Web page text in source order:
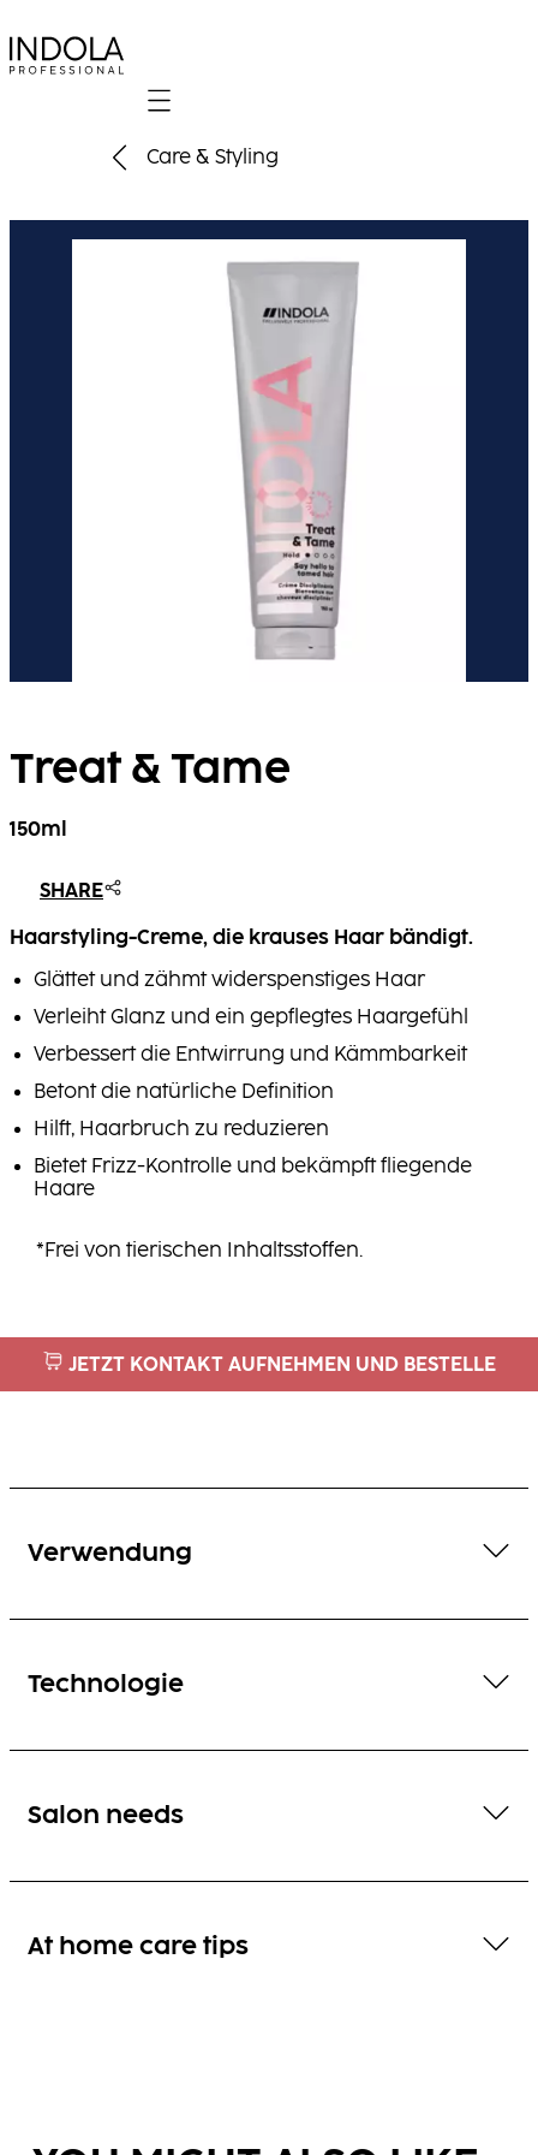
Mobile navigation
Care & Styling
Treat & Tame
150ml
SHARE
Haarstyling-Creme, die krauses Haar bändigt.
Glättet und zähmt widerspenstiges Haar
Verleiht Glanz und ein gepflegtes Haargefühl
Verbessert die Entwirrung und Kämmbarkeit
Betont die natürliche Definition
Hilft, Haarbruch zu reduzieren
Bietet Frizz-Kontrolle und bekämpft fliegende
Haare
*Frei von tierischen Inhaltsstoffen.
JETZT KONTAKT AUFNEHMEN UND BESTELLE
Verwendung
Technologie
Salon needs
At home care tips